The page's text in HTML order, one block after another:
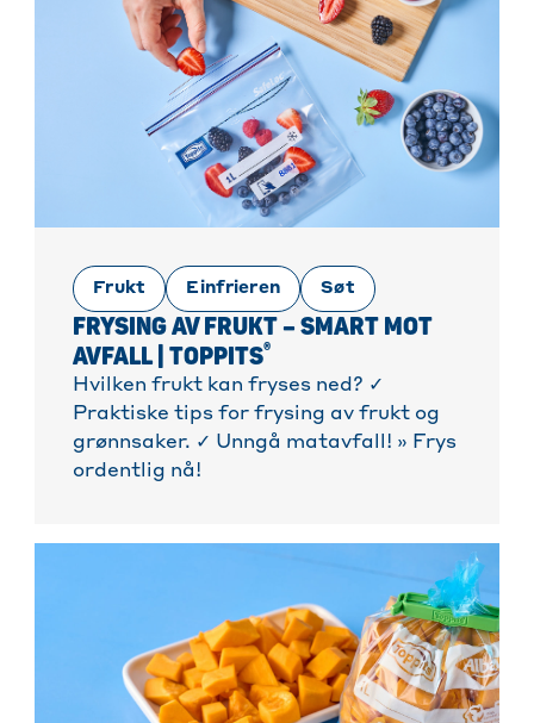
Frukt Einfrieren Søt
FRYSING AV FRUKT – SMART MOT
AVFALL | TOPPITS®
Hvilken frukt kan fryses ned? ✓
Praktiske tips for frysing av frukt og
grønnsaker. ✓ Unngå matavfall! » Frys
ordentlig nå!